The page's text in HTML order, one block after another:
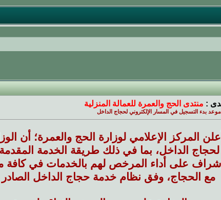
: منتدى الحج والعمرة للعمالة المنزلية
موعد بدء التسجيل في المسار الإلكتروني لحجاج الداخل
أعلن المركز الإعلامي لوزارة الحج والعمرة؛ أن
لحجاج الداخل، بما في ذلك طريقة الخدمة
على أداء المرخص لهم بالخدمات في كافة
مع الحجاج، وفق نظام خدمة حجاج الداخل الصادر بالمرسوم